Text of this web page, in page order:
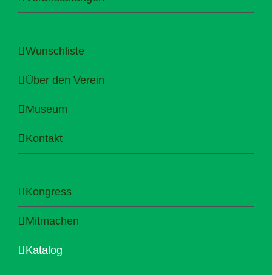
Wunschliste
Über den Verein
Museum
Kontakt
Kongress
Mitmachen
Katalog